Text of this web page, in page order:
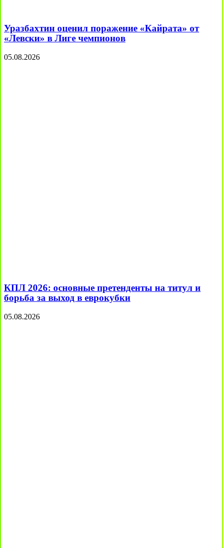
Уразбахтин оценил поражение «Кайрата» от
«Левски» в Лиге чемпионов
05.08.2026
КПЛ 2026: основные претенденты на титул и
борьба за выход в еврокубки
05.08.2026